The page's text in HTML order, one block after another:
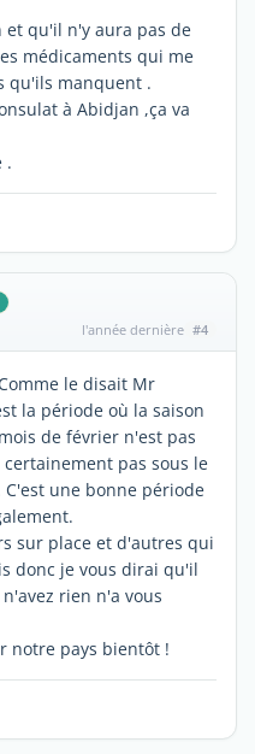
qu'il n'y aura pas de
médicaments qui me
qu'ils manquent .
à Abidjan ,ça va
.
l'année dernière #4
le disait Mr
la période où la saison
de février n'est pas
pas sous le
une bonne période
sur place et d'autres qui
donc je vous dirai qu'il
rien n'a vous
notre pays bientôt !